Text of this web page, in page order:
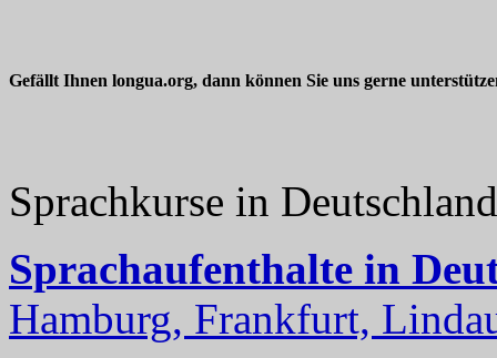
Gefällt Ihnen longua.org, dann können Sie uns gerne
Sprachkurse in
Sprachaufenthalte in
Hamburg, Frankfurt,